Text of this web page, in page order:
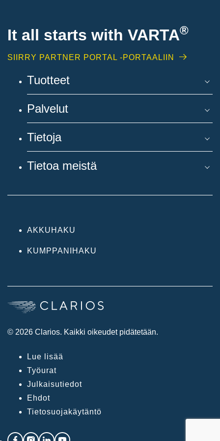
It all starts with VARTA®
SIIRRY PARTNER PORTAL -PORTAALIIN
Tuotteet
Palvelut
Tietoja
Tietoa meistä
AKKUHAKU
KUMPPANIHAKU
© 2026 Clarios. Kaikki oikeudet pidätetään.
Lue lisää
Työurat
Julkaisutiedot
Ehdot
Tietosuojakäytäntö